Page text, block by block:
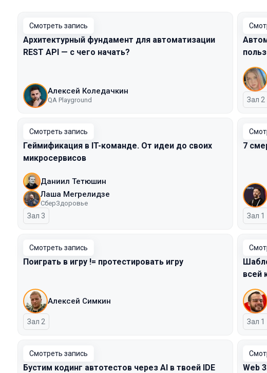
Смотреть запись
Архитектурный фундамент для автоматизации
REST API — с чего начать?
Алексей Коледачкин
QA Playground Зал 2
Смотреть запись
Геймификация в IT-команде. От идеи до своих
микросервисов
Даниил Тетюшин
Лаша Мегрелидзе
СберЗдоровье
Зал 3
7
Зал 1
Смотреть запись
Поиграть в игру != протестировать игру
Алексей Симкин
Зал 2
всей
Зал 1
Смотреть запись
Бустим кодинг автотестов через AI в твоей IDE Web